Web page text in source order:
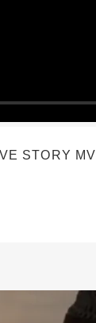
STORY MV